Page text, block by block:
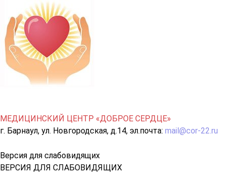
МЕДИЦИНСКИЙ ЦЕНТР «ДОБРОЕ СЕРДЦЕ»
г. Барнаул, ул. Новгородская, д.14, эл.почта: mail@cor-22.ru
Версия для слабовидящих
ВЕРСИЯ ДЛЯ СЛАБОВИДЯЩИХ